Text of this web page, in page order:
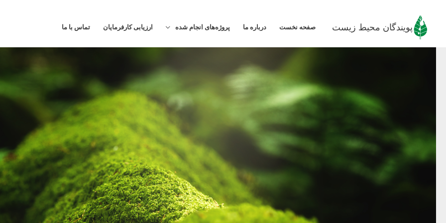
پویندگان محیط زیست صفحه نخست درباره ما پروژه‌های انجام شده ارزیابی کارفرمایان تماس با ما